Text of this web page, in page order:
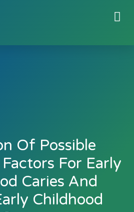
Of Possible
For Early
Caries And
Childhood